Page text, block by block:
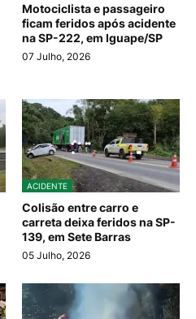
Motociclista e passageiro
ficam feridos após acidente
na SP-222, em Iguape/SP
07 Julho, 2026
ACIDENTE
Colisão entre carro e
carreta deixa feridos na SP-
139, em Sete Barras
05 Julho, 2026